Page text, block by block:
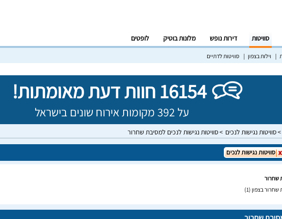
סוויטות דירות נופש מלונות בוטיק לופטים
וילות בצפון סוויטות לדתיים
16154 חוות דעת מאומתות!
על 392 מקומות אירוח שונים בישראל
סוויטות נגישות לנכים סוויטות נגישות לנכים למסיבת שחרור
סוויטות נגישות לנכים
שחרור
שחרור בצפון (1)